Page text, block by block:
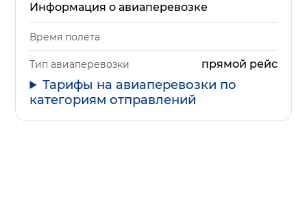
Информация о авиаперевозке
Время полета
Тип авиаперевозки прямой рейс
Тарифы на авиаперевозки по
категориям отправлений